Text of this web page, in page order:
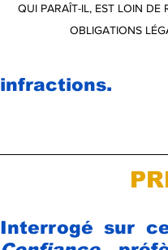
QUI PARAÎT-IL, EST LOIN DE
OBLIGATIONS
infractions.
Interrogé sur